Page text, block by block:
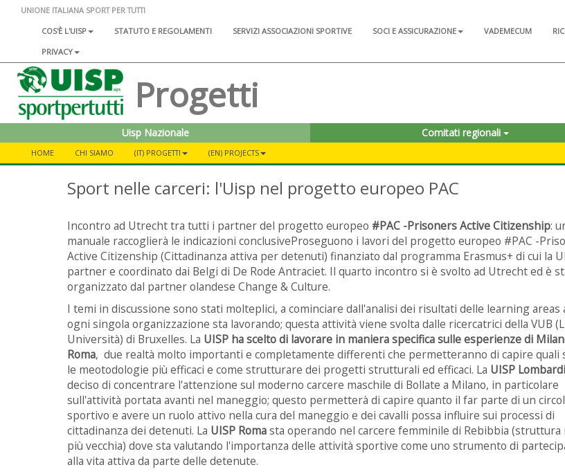
UNIONE ITALIANA SPORT PER TUTTI
COS'È L'UISP
STATUTO E REGOLAMENTI SERVIZI ASSOCIAZIONI SPORTIVE SOCI E ASSICURAZIONE VADEMECUM
PRIVACY
Progetti
Uisp Nazionale Comitati regionali
HOME CHI SIAMO (IT) PROGETTI (EN) PROJECTS
Sport nelle carceri: l'Uisp nel progetto europeo PAC
Incontro ad Utrecht tra tutti i partner del progetto europeo #PAC -Prisoners Active Citizenship:
manuale raccoglierà le indicazioni conclusiveProseguono i lavori del progetto europeo #PAC -
Active Citizenship (Cittadinanza attiva per detenuti) finanziato dal programma Erasmus+ di cui la
partner e coordinato dai Belgi di De Rode Antraciet. Il quarto incontro si è svolto ad Utrecht ed è
organizzato dal partner olandese Change & Culture.
I temi in discussione sono stati molteplici, a cominciare dall'analisi dei risultati delle learning areas
ogni singola organizzazione sta lavorando; questa attività viene svolta dalle ricercatrici della VUB
Università) di Bruxelles. La UISP ha scelto di lavorare in maniera specifica sulle esperienze di
Roma, due realtà molto importanti e completamente differenti che permetteranno di capire quali
le meotodologie più efficaci e come strutturare dei progetti strutturali ed efficaci. La UISP
deciso di concentrare l'attenzione sul moderno carcere maschile di Bollate a Milano, in particolare
sull'attività portata avanti nel maneggio; questo permetterà di capire quanto il far parte di un
sportivo e avere un ruolo attivo nella cura del maneggio e dei cavalli possa influire sui processi di
cittadinanza dei detenuti. La UISP Romasta operando nel carcere femminile di Rebibbia (struttura
più vecchia) dove sta valutando l'importanza delle attività sportive come uno strumento di
alla vita attiva da parte delle detenute.